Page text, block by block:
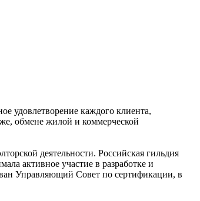
удовлетворение каждого клиента,
обмене жилой и коммерческой
деятельности. Российская гильдия
активное участие в разработке и
Управляющий Совет по сертификации, в